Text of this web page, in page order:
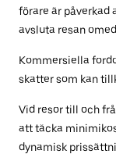
förare är påverkad
avsluta resan
Kommersiella
skatter som kan
Vid resor till och
att täcka
dynamisk